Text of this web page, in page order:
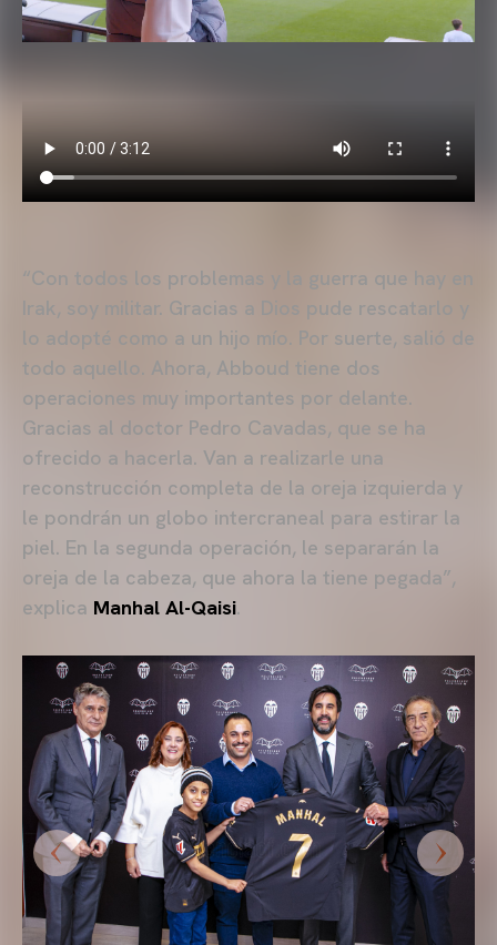
“Con todos los problemas y la guerra que hay en
Irak, soy militar. Gracias a Dios pude rescatarlo y
lo adopté como a un hijo mío. Por suerte, salió de
todo aquello. Ahora, Abboud tiene dos
operaciones muy importantes por delante.
Gracias al doctor Pedro Cavadas, que se ha
ofrecido a hacerla. Van a realizarle una
reconstrucción completa de la oreja izquierda y
le pondrán un globo intercraneal para estirar la
piel. En la segunda operación, le separarán la
oreja de la cabeza, que ahora la tiene pegada”,
explica Manhal Al-Qaisi.